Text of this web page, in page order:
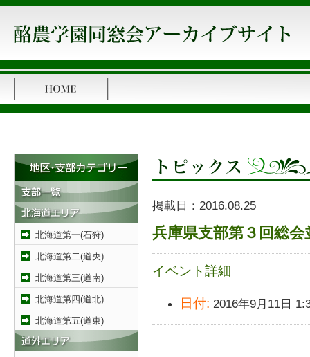
北海道第一(石狩)
北海道第二(道央)
北海道第三(道南)
北海道第四(道北)
北海道第五(道東)
掲載日： 2016.08.25
兵庫県支部第３回総
イベント詳細
日付: 2016年9月11日